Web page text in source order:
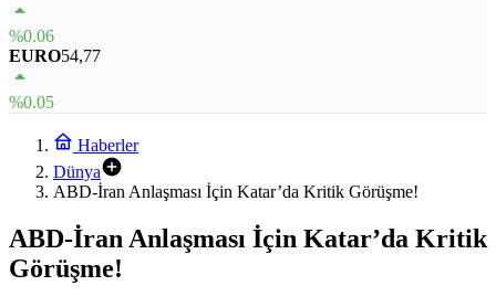
%0.06
EURO54,77
%0.05
Haberler
Dünya
ABD-İran Anlaşması İçin Katar’da Kritik Görüşme!
ABD-İran Anlaşması İçin Katar’da Kritik
Görüşme!